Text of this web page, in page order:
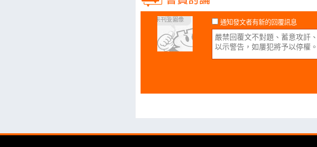
通知發文者有新的回覆訊息